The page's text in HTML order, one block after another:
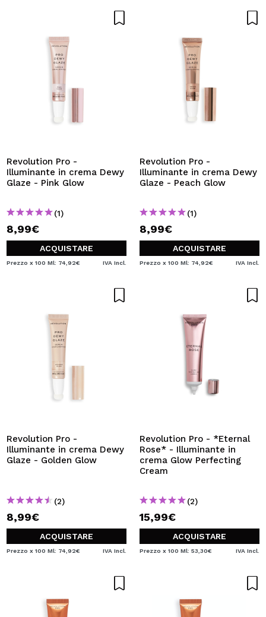
Revolution Pro -
Illuminante in crema Dewy
Glaze - Pink Glow
(1)
8,99€
ACQUISTARE
Prezzo x 100 Ml: 74,92€ IVA Incl.
Revolution Pro -
Illuminante in crema Dewy
Glaze - Peach Glow
(1)
8,99€
ACQUISTARE
Prezzo x 100 Ml: 74,92€ IVA Incl.
Revolution Pro -
Illuminante in crema Dewy
Glaze - Golden Glow
(2)
8,99€
ACQUISTARE
Prezzo x 100 Ml: 74,92€ IVA Incl.
Revolution Pro - *Eternal
Rose* - Illuminante in
crema Glow Perfecting
Cream
(2)
15,99€
ACQUISTARE
Prezzo x 100 Ml: 53,30€ IVA Incl.